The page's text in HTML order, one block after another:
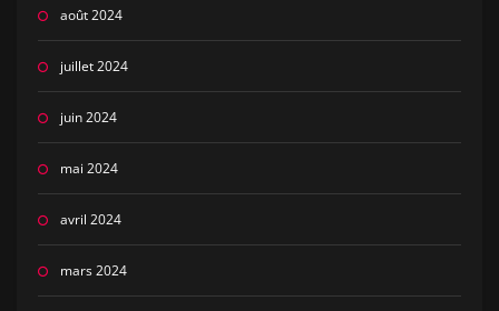
août 2024
juillet 2024
juin 2024
mai 2024
avril 2024
mars 2024